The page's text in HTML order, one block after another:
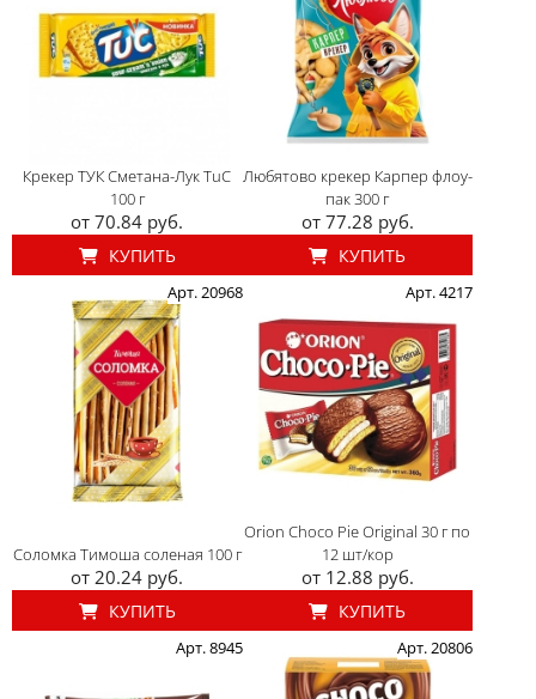
Крекер ТУК Сметана-Лук TuC
100 г
от 70.84 руб.
КУПИТЬ
Любятово крекер Карпер флоу-
пак 300 г
от 77.28 руб.
КУПИТЬ
Арт. 20968
Соломка Тимоша соленая 100 г
от 20.24 руб.
КУПИТЬ
Арт. 4217
Orion Choco Pie Original 30 г по
12 шт/кор
от 12.88 руб.
КУПИТЬ
Арт. 8945 Арт. 20806